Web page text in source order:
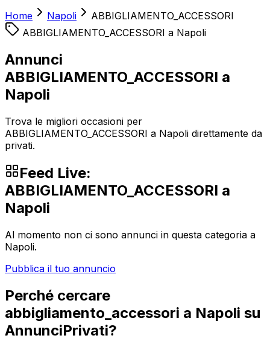
Home Napoli
ABBIGLIAMENTO_ACCESSORI
ABBIGLIAMENTO_ACCESSORI a Napoli
Annunci
ABBIGLIAMENTO_ACCESSORI a
Napoli
Trova le migliori occasioni per
ABBIGLIAMENTO_ACCESSORI a Napoli direttamente da
privati.
Feed Live:
ABBIGLIAMENTO_ACCESSORI a
Napoli
Al momento non ci sono annunci in questa categoria a
Napoli.
Pubblica il tuo annuncio
Perché cercare
abbigliamento_accessori a Napoli su
AnnunciPrivati?